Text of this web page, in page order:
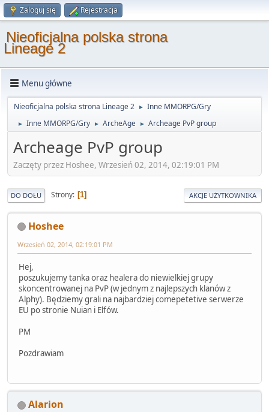
Zaloguj się Rejestracja
Nieoficjalna polska strona
Lineage 2
Menu główne
Nieoficjalna polska strona Lineage 2 ► Inne MMORPG/Gry
► Inne MMORPG/Gry ► ArcheAge ► Archeage PvP group
Archeage PvP group
Zaczęty przez Hoshee, Wrzesień 02, 2014, 02:19:01 PM
DO DOŁU Strony 1 AKCJE UŻYTKOWNIKA
Hoshee
Wrzesień 02, 2014, 02:19:01 PM
Hej,
poszukujemy tanka oraz healera do niewielkiej grupy
skoncentrowanej na PvP (w jednym z najlepszych klanów z
Alphy). Będziemy grali na najbardziej comepetetive serwerze
EU po stronie Nuian i Elfów.
PM
Pozdrawiam
Alarion